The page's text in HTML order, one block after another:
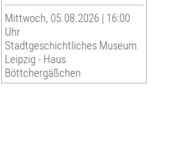
Mittwoch, 05.08.2026 | 16:00
Uhr
Stadtgeschichtliches Museum
Leipzig - Haus
Böttchergäßchen